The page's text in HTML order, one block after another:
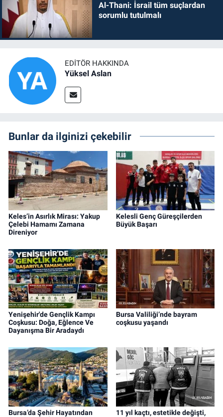
Al-Thani: İsrail tüm suçlardan
sorumlu tutulmalı
EDITÖR HAKKINDA
Yüksel Aslan
Bunlar da ilginizi çekebilir
Keles’in Asırlık Mirası: Yakup
Çelebi Hamamı Zamana
Direniyor
Kelesli Genç Güreşçilerden
Büyük Başarı
Yenişehir'de Gençlik Kampı
Coşkusu: Doğa, Eğlence Ve
Dayanışma Bir Aradaydı
Bursa Valiliği’nde bayram
coşkusu yaşandı
Bursa’da Şehir Hayatından
11 yıl kaçtı, estetikle değişti,